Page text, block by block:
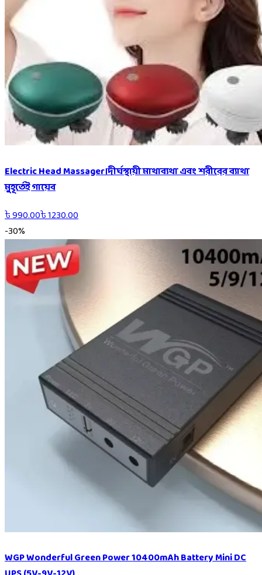
Electric Head Massager।দীর্ঘস্থায়ী মাথাব্যথা এবং শরীরের ব্যাথা
মুহূর্তেই গায়েব
৳990.00৳1230.00
-30%
WGP Wonderful Green Power 10400mAh Battery Mini DC